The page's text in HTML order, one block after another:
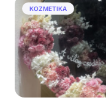
KOZMETIKA